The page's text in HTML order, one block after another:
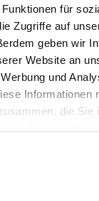
für
Zugriffe auf
geben wir
Website an
und
Informationen
die Sie
) Eintritt